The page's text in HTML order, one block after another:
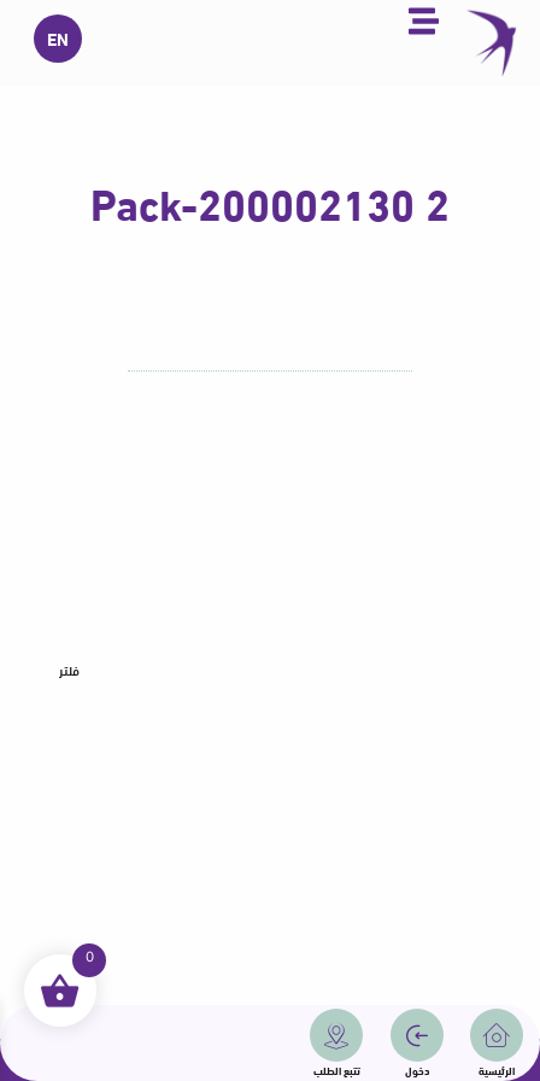
تخطي
المحتوى
EN
الرئيسية دخول تتبع الطلب
2 Pack-200002130
فلتر
جميع الحقوق محفوظة | سمامة 2025 | دولة قطر
0